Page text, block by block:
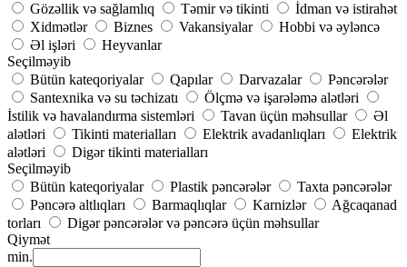
Gözəllik və sağlamlıq
Təmir və tikinti
İdman və istirahət
Xidmətlər
Biznes Vakansiyalar
Hobbi və əyləncə
Əl işləri
Heyvanlar
Seçilməyib
Bütün kateqoriyalar
Qapılar Darvazalar
Pəncərələr
Santexnika və su təchizatı
Ölçmə və işarələmə alətləri
İstilik və havalandırma sistemləri
Tavan üçün məhsullar
Əl
alətləri
Tikinti materialları Elektrik avadanlıqları
Elektrik
alətləri
Digər tikinti materialları
Seçilməyib
Bütün kateqoriyalar
Plastik pəncərələr
Taxta pəncərələr
Pəncərə altlıqları
Barmaqlıqlar Karnizlər
Ağcaqanad
torları
Digər pəncərələr və pəncərə üçün məhsullar
Qiymət
min.